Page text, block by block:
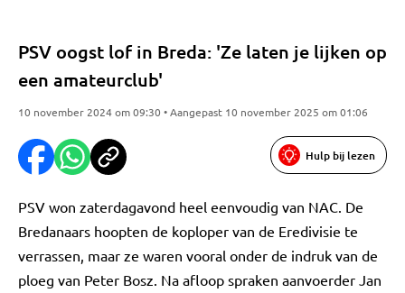
PSV oogst lof in Breda: 'Ze laten je lijken op
een amateurclub'
10 november 2024 om 09:30 • Aangepast 10 november 2025 om 01:06
Hulp bij lezen
PSV won zaterdagavond heel eenvoudig van NAC. De
Bredanaars hoopten de koploper van de Eredivisie te
verrassen, maar ze waren vooral onder de indruk van de
ploeg van Peter Bosz. Na afloop spraken aanvoerder Jan